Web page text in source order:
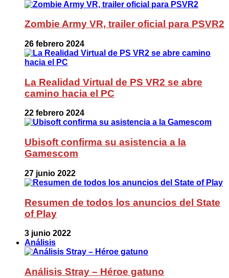
Zombie Army VR, trailer oficial para PSVR2
26 febrero 2024
La Realidad Virtual de PS VR2 se abre
camino hacia el PC
22 febrero 2024
Ubisoft confirma su asistencia a la
Gamescom
27 junio 2022
Resumen de todos los anuncios del State
of Play
3 junio 2022
Análisis
Análisis Stray – Héroe gatuno